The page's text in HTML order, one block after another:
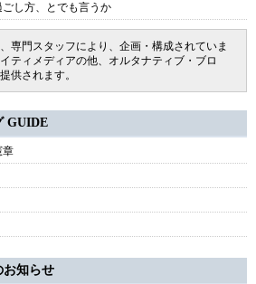
し方、とでも言うか
専門スタッフにより、企画・構成されていま
ティメディアの他、オルタナティブ・ブロ
供されます。
GUIDE
章
お知らせ